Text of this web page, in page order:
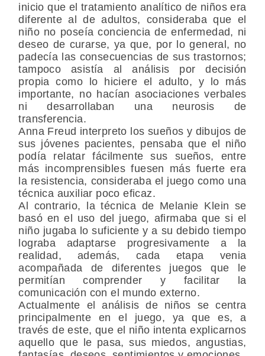
inicio que el tratamiento analítico de niños era
diferente al de adultos, consideraba que el
niño no poseía conciencia de enfermedad, ni
deseo de curarse, ya que, por lo general, no
padecía las consecuencias de sus trastornos;
tampoco asistía al análisis por decisión
propia como lo hiciere el adulto, y lo más
importante, no hacían asociaciones verbales
ni desarrollaban una neurosis de
transferencia.
Anna Freud interpreto los sueños y dibujos de
sus jóvenes pacientes, pensaba que el niño
podía relatar fácilmente sus sueños, entre
más incomprensibles fuesen más fuerte era
la resistencia, consideraba el juego como una
técnica auxiliar poco eficaz.
Al contrario, la técnica de Melanie Klein se
basó en el uso del juego, afirmaba que si el
niño jugaba lo suficiente y a su debido tiempo
lograba adaptarse progresivamente a la
realidad, además, cada etapa venia
acompañada de diferentes juegos que le
permitían comprender y facilitar la
comunicación con el mundo externo.
Actualmente el análisis de niños se centra
principalmente en el juego, ya que es, a
través de este, que el niño intenta explicarnos
aquello que le pasa, sus miedos, angustias,